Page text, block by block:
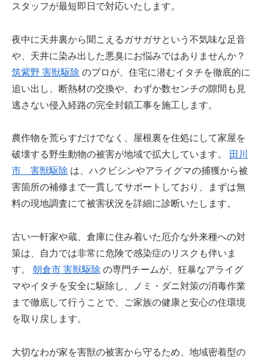
スタッフが最短即日で対応いたします。
夜中に天井裏から聞こえるガサガサという不気味な足音
や、天井に染み出した悪臭にお悩みではありませんか？
筑紫野 害獣駆除 のプロが、住宅に潜むイタチを徹底的に
追い出し、断熱材の交換や、わずか数センチの隙間も見
逃さない侵入経路の完全封鎖工事を施工します。
農作物を荒らすだけでなく、屋根裏を住処にして家屋を
破壊する野生動物の被害が地域で拡大しています。
田川
市 害獣駆除 は、ハクビシンやアライグマの捕獲から被
害箇所の補修まで一貫してサポートしており、まずは無
料の現地調査にて被害状況を詳細に診断いたします。
古い一軒家や蔵、倉庫に住み着いた厄介な外来種への対
策は、自力では非常に危険で感染症のリスクも伴いま
す。 朝倉市 害獣駆除 の専門チームが、狂暴なアライグ
マやイタチを安全に駆除し、ノミ・ダニ対策の消毒作業
まで徹底して行うことで、ご家族の健康と安心の住環境
を取り戻します。
大切なわが家を害獣の被害から守るため、地域密着型の